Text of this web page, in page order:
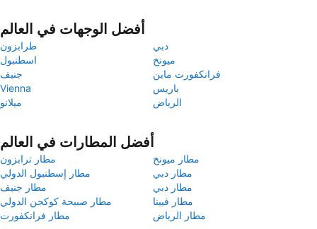
أفضل الوجهات في العالم
طرابزون
دبي
اسطنبول
ميونخ
جنيف
فرانكفورت ماين
Vienna
باريس
ميلانو
الرياض
أفضل المطارات في العالم
مطار ترابزون
مطار ميونخ
مطار إسطنبول الدولي
مطار دبي
مطار جنيف
مطار دبي
مطار صبيحة كوكجن الدولي
مطار فيينا
مطار فرانكفورت
مطار الرياض